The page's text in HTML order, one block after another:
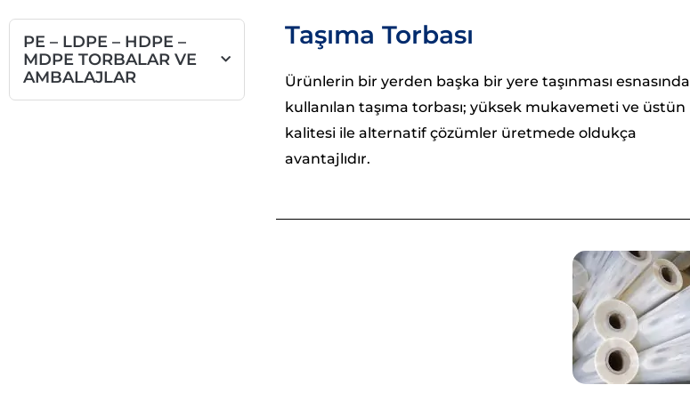
PE – LDPE – HDPE –
MDPE TORBALAR VE
AMBALAJLAR
Taşıma Torbası
Ürünlerin bir yerden başka bir yere taşınması esnasında
kullanılan taşıma torbası; yüksek mukavemeti ve üstün
kalitesi ile alternatif çözümler üretmede oldukça
avantajlıdır.